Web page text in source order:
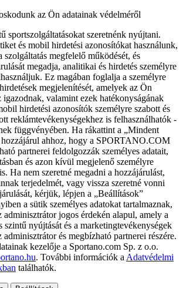
az Ön adatainak védelméről
sportszolgáltatásokat szeretnénk nyújtani.
és mobil hirdetési azonosítókat használunk,
megfelelő működését, és
megadja, analitikai és hirdetés személyre
Ez magában foglalja a személyre
megjelenítését, amelyek az Ön
valamint ezek hatékonyságának
hirdetési azonosítók személyre szabott és
reklámtevékenységekhez is felhasználhatók -
függvényében. Ha rákattint a „Mindent
ahhoz, hogy a SPORTANO.COM
partnerei feldolgozzák személyes adatait,
és azon kívül megjelenő személyre
Ha nem szeretné megadni a hozzájárulást,
terjedelmét, vagy vissza szeretné vonni
kérjük, lépjen a „Beállítások”
a sütik személyes adatokat tartalmaznak,
adminisztrátor jogos érdekén alapul, amely a
szintű nyújtását és a marketingtevékenységek
adminisztrátor és megbízható partnerei részére.
kezelője a Sportano.com Sp. z o.o.
. További információk a Adatvédelmi
találhatók.